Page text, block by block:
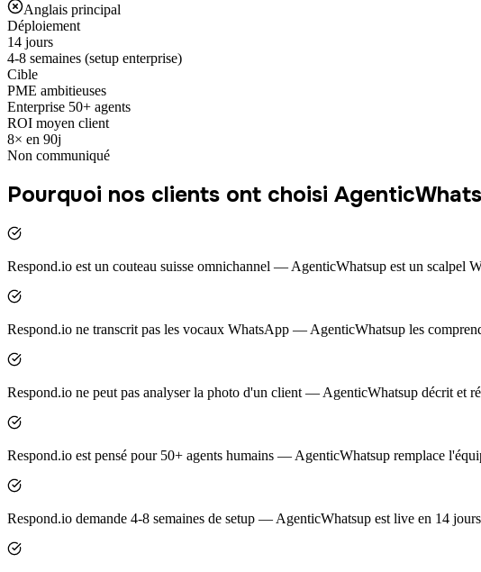
Anglais principal
Déploiement
14 jours
4-8 semaines (setup enterprise)
Cible
PME ambitieuses
Enterprise 50+ agents
ROI moyen client
8× en 90j
Non communiqué
Pourquoi nos clients ont choisi
Respond.io est un couteau suisse omnichannel — AgenticWhatsup est un scalpel
Respond.io ne transcrit pas les vocaux WhatsApp — AgenticWhatsup les
Respond.io ne peut pas analyser la photo d'un client — AgenticWhatsup décrit et
Respond.io est pensé pour 50+ agents humains — AgenticWhatsup remplace
Respond.io demande 4-8 semaines de setup — AgenticWhatsup est live en 14 jours